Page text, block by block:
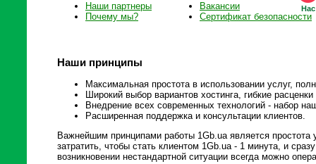
Наши партнеры
Почему мы?
Вакансии
Сертификат безопасности
Наши принципы
Максимальная простота в использовании услуг,
Широкий выбор вариантов хостинга, гибкие
Внедрение всех современных технологий - набор
Расширенная поддержка и консультации клиентов.
Важнейшим принципами работы 1Gb.ua является простота
затратить, чтобы стать клиентом 1Gb.ua - 1 минута, и
возникновении нестандартной ситуации всегда можно